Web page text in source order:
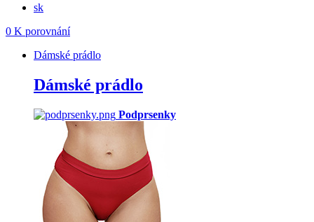
sk
0 K porovnání
Dámské prádlo
Dámské prádlo
Podprsenky